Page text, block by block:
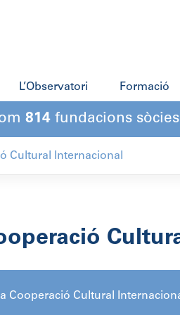
L’Observatori Formació
814 fundacions sòcies
Cultural Internacional
Cooperació Cultural